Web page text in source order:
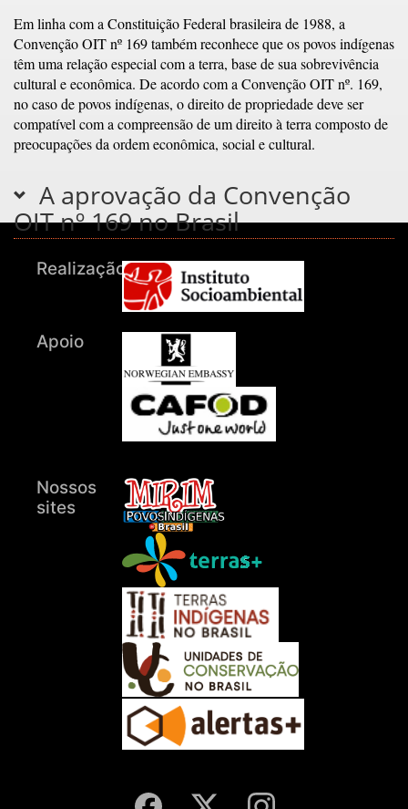
Em linha com a Constituição Federal brasileira de 1988, a
Convenção OIT nº 169 também reconhece que os povos indígenas
têm uma relação especial com a terra, base de sua sobrevivência
cultural e econômica. De acordo com a Convenção OIT nº. 169,
no caso de povos indígenas, o direito de propriedade deve ser
compatível com a compreensão de um direito à terra composto de
preocupações da ordem econômica, social e cultural.
A aprovação da Convenção
OIT nº 169 no Brasil